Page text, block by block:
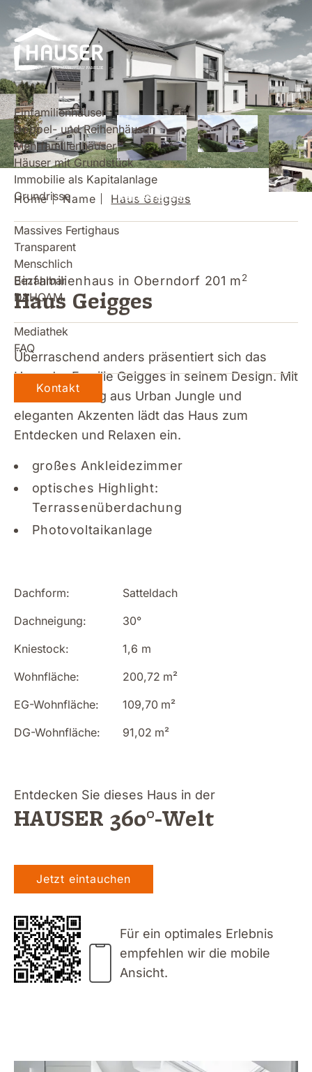
Einfamilienhäuser
Doppel- und
Reihenhäuser
Häuser mit
Einfamilienhäuser
Doppel- und Reihenhäuser
Mehrfamilienhäuser
Häuser mit Grundstück
Immobilie als Kapitalanlage
Grundrisse
Massives Fertighaus
Transparent
Menschlich
Bezahlbar
DAHOAM
Mediathek
FAQ
Kontakt
Home Name Haus Geigges
Einfamilienhaus in Oberndorf 201 m2
Haus Geigges
Überraschend anders präsentiert sich das
Haus der Familie Geigges in seinem Design. Mit
einer Mischung aus Urban Jungle und
eleganten Akzenten lädt das Haus zum
Entdecken und Relaxen ein.
großes Ankleidezimmer
optisches Highlight:
Terrassenüberdachung
Photovoltaikanlage
Dachform:
Satteldach
Dachneigung:
30°
Kniestock:
1,6 m
Wohnfläche:
200,72 m²
EG-Wohnfläche:
109,70 m²
DG-Wohnfläche:
91,02 m²
Entdecken Sie dieses Haus in der
HAUSER 360°-Welt
Jetzt eintauchen
Für ein optimales Erlebnis
empfehlen wir die mobile
Ansicht.